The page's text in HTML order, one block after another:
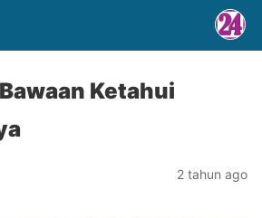
Ketahui
2 tahun ago